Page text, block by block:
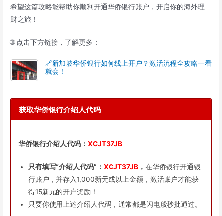
希望这篇攻略能帮助你顺利开通华侨银行账户，开启你的海外理
财之旅！
🌐 点击下方链接，了解更多：
🔗新加坡华侨银行如何线上开户？激活流程全攻略一看
就会！
获取华侨银行介绍人代码
华侨银行介绍人代码： XCJT37JB
只有填写“介绍人代码”： XCJT37JB， 在华侨银行开通银
行账户，并存入1,000新元或以上金额，激活账户才能获
得15新元的开户奖励！
只要你使用上述介绍人代码，通常都是闪电般秒批通过。